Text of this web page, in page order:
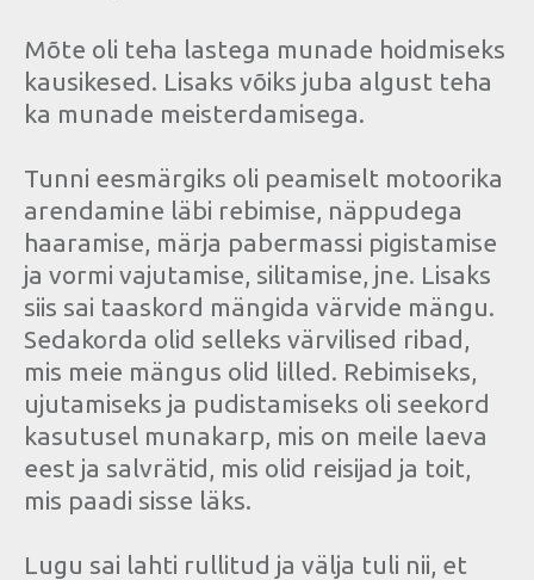
Mõte oli teha lastega munade hoidmiseks
kausikesed. Lisaks võiks juba algust teha
ka munade meisterdamisega.
Tunni eesmärgiks oli peamiselt motoorika
arendamine läbi rebimise, näppudega
haaramise, märja pabermassi pigistamise
ja vormi vajutamise, silitamise, jne. Lisaks
siis sai taaskord mängida värvide mängu.
Sedakorda olid selleks värvilised ribad,
mis meie mängus olid lilled. Rebimiseks,
ujutamiseks ja pudistamiseks oli seekord
kasutusel munakarp, mis on meile laeva
eest ja salvrätid, mis olid reisijad ja toit,
mis paadi sisse läks.
Lugu sai lahti rullitud ja välja tuli nii, et